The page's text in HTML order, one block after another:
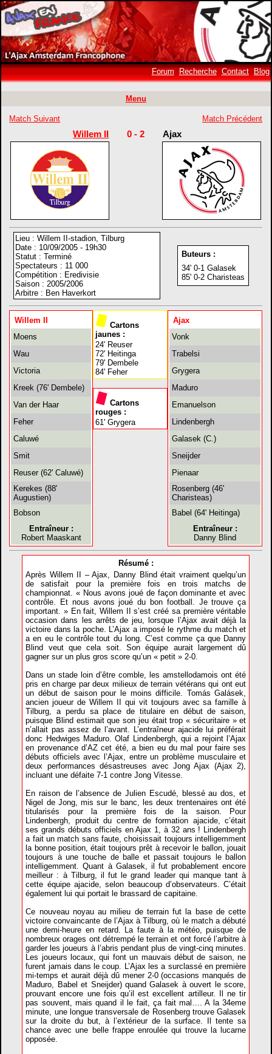
Forum Recherche Contact Blog
Menu
Match Suivant Match Précédent
Willem II 0 - 2 Ajax
Lieu : Willem II-stadion, Tilburg
Date : 10/09/2005 - 19h30
Statut : Terminé
Spectateurs : 11 000
Compétition : Eredivisie
Saison : 2005/2006
Arbitre : Ben Haverkort
Buteurs :
34' 0-1 Galasek
85' 0-2 Charisteas
Willem II
Moens
Wau
Victoria
Kreek (76' Dembele)
Van der Haar
Feher
Caluwé
Smit
Reuser (62' Caluwé)
Kerekes (88'
Augustien)
Bobson
Entraîneur :
Robert Maaskant
Cartons
jaunes :
24' Reuser
72' Heitinga
79' Dembele
84' Feher
Cartons
rouges :
61' Grygera
Ajax
Vonk
Trabelsi
Grygera
Maduro
Emanuelson
Lindenbergh
Galasek (C.)
Sneijder
Pienaar
Rosenberg (46'
Charisteas)
Babel (64' Heitinga)
Entraîneur :
Danny Blind
Résumé :
Après Willem II – Ajax, Danny Blind était vraiment quelqu’un
de satisfait pour la première fois en trois matchs de
championnat. « Nous avons joué de façon dominante et avec
contrôle. Et nous avons joué du bon football. Je trouve ça
important. » En fait, Willem II s’est créé sa première véritable
occasion dans les arrêts de jeu, lorsque l’Ajax avait déjà la
victoire dans la poche. L’Ajax a imposé le rythme du match et
a en eu le contrôle tout du long. C’est comme ça que Danny
Blind veut que cela soit. Son équipe aurait largement dû
gagner sur un plus gros score qu’un « petit » 2-0.
Dans un stade loin d’être comble, les amstellodamois ont été
pris en charge par deux milieux de terrain vétérans qui ont eut
un début de saison pour le moins difficile. Tomás Galásek,
ancien joueur de Willem II qui vit toujours avec sa famille à
Tilburg, a perdu sa place de titulaire en début de saison,
puisque Blind estimait que son jeu était trop « sécuritaire » et
n’allait pas assez de l’avant. L’entraîneur ajacide lui préférait
donc Hedwiges Maduro. Olaf Lindenbergh, qui a rejoint l’Ajax
en provenance d’AZ cet été, a bien eu du mal pour faire ses
débuts officiels avec l’Ajax, entre un problème musculaire et
deux performances désastreuses avec Jong Ajax (Ajax 2),
incluant une défaite 7-1 contre Jong Vitesse.
En raison de l’absence de Julien Escudé, blessé au dos, et
Nigel de Jong, mis sur le banc, les deux trentenaires ont été
titularisés pour la première fois de la saison. Pour
Lindenbergh, produit du centre de formation ajacide, c’était
ses grands débuts officiels en Ajax 1, à 32 ans ! Lindenbergh
a fait un match sans faute, choisissait toujours intelligemment
la bonne position, était toujours prêt à recevoir le ballon, jouait
toujours à une touche de balle et passait toujours le ballon
intelligemment. Quant à Galasek, il fut probablement encore
meilleur : à Tilburg, il fut le grand leader qui manque tant à
cette équipe ajacide, selon beaucoup d’observateurs. C’était
également lui qui portait le brassard de capitaine.
Ce nouveau noyau au milieu de terrain fut la base de cette
victoire convaincante de l’Ajax à Tilburg, où le match a débuté
une demi-heure en retard. La faute à la météo, puisque de
nombreux orages ont détrempé le terrain et ont forcé l’arbitre à
garder les joueurs à l’abris pendant plus de vingt-cinq minutes.
Les joueurs locaux, qui font un mauvais début de saison, ne
furent jamais dans le coup. L’Ajax les a surclassé en première
mi-temps et aurait déjà dû mener 2-0 (occasions manqués de
Maduro, Babel et Sneijder) quand Galasek à ouvert le score,
prouvant encore une fois qu’il est excellent artilleur. Il ne tir
pas souvent, mais quand il le fait, ça fait mal…. A la 34eme
minute, une longue transversale de Rosenberg trouve Galasek
sur la droite du but, à l’extérieur de la surface. Il tente sa
chance avec une belle frappe enroulée qui trouve la lucarne
opposée.